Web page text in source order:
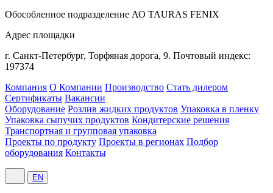
Обособленное подразделение АО TAURAS FENIX
Адрес площадки
г. Санкт-Петербург, Торфяная дорога, 9. Почтовый индекс:
197374
Компания О Компании Производство Стать дилером
Сертификаты Вакансии
Оборудование Розлив жидких продуктов Упаковка в пленку
Упаковка сыпучих продуктов Кондитерские решения
Транспортная и групповая упаковка
Проекты по продукту Проекты в регионах Подбор
оборудования Контакты
EN